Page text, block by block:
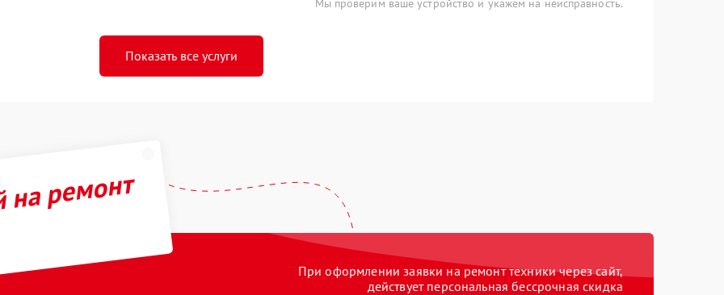
Мы проверим ваше устройство и укажем на неисправность.
Показать все услуги
ремонт
При оформлении заявки на ремонт техники через сайт,
действует персональная бессрочная скидка